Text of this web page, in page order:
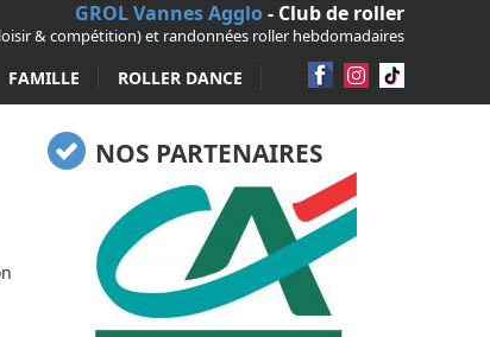
GROL Vannes Agglo- Club de roller
& compétition) et randonnées roller hebdomadaires
FAMILLE ROLLER DANCE
NOS PARTENAIRES